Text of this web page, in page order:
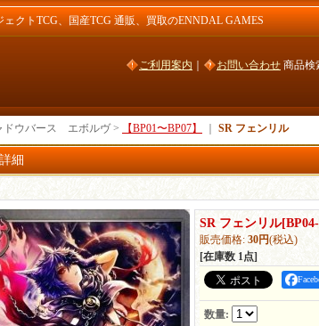
クトTCG、国産TCG 通販、買取のENNDAL GAMES
ご利用案内 お問い合わせ 商品検
ドウバース エボルヴ > 【BP01〜BP07】 SR フェンリル
細
SR フェンリル[
販売価格: 30円(税込)
[在庫数 1点]
数量: